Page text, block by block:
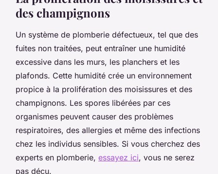
des champignons
Un système de plomberie défectueux, tel que des
fuites non traitées, peut entraîner une humidité
excessive dans les murs, les planchers et les
plafonds. Cette humidité crée un environnement
propice à la prolifération des moisissures et des
champignons. Les spores libérées par ces
organismes peuvent causer des problèmes
respiratoires, des allergies et même des infections
chez les individus sensibles. Si vous cherchez des
experts en plomberie, essayez ici, vous ne serez
pas déçu.